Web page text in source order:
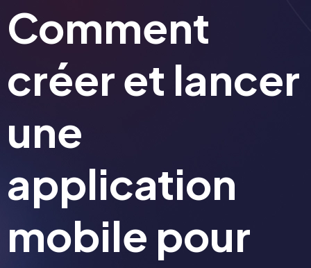
Comment
créer et lancer
une
application
mobile pour